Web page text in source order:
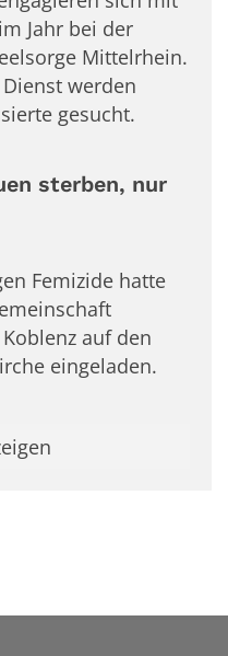
Jahr bei der
Mittelrhein.
werden
gesucht.
sterben, nur
Femizide hatte
auf den
eingeladen.